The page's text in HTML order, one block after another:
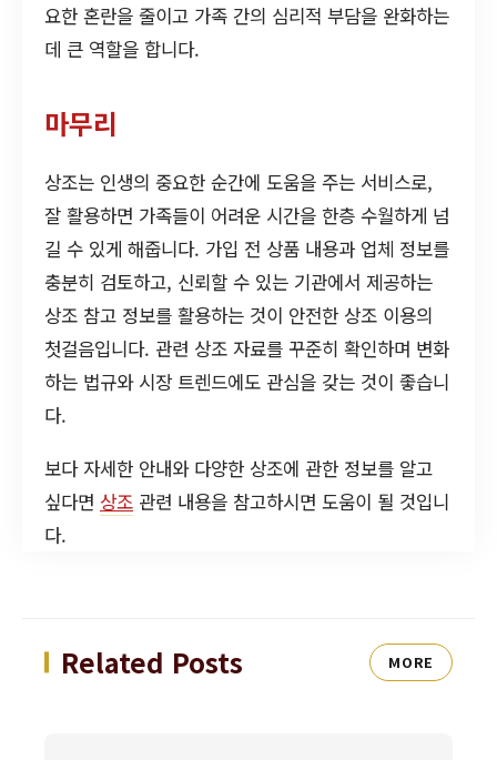
요한 혼란을 줄이고 가족 간의 심리적 부담을 완화하는
데 큰 역할을 합니다.
마무리
상조는 인생의 중요한 순간에 도움을 주는 서비스로,
잘 활용하면 가족들이 어려운 시간을 한층 수월하게 넘
길 수 있게 해줍니다. 가입 전 상품 내용과 업체 정보를
충분히 검토하고, 신뢰할 수 있는 기관에서 제공하는
상조 참고 정보를 활용하는 것이 안전한 상조 이용의
첫걸음입니다. 관련 상조 자료를 꾸준히 확인하며 변화
하는 법규와 시장 트렌드에도 관심을 갖는 것이 좋습니
다.
보다 자세한 안내와 다양한 상조에 관한 정보를 알고
싶다면 상조 관련 내용을 참고하시면 도움이 될 것입니
다.
Related Posts MORE